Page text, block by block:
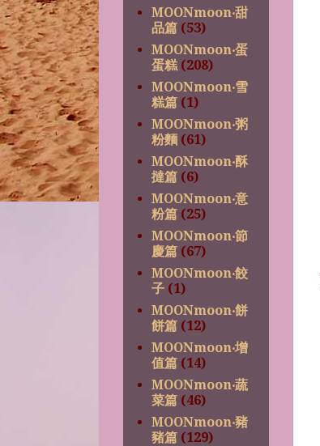
MOONmoon‧甜
品篇 (53)
MOONmoon‧蛋
蛋糕 (208)
MOONmoon‧雪
糕篇 (1)
MOONmoon‧粥
粉麵 (61)
MOONmoon‧酥
撻篇 (6)
MOONmoon‧意
粉篇 (25)
MOONmoon‧節
慶篇 (67)
MOONmoon‧餃
子 (1)
MOONmoon‧餅
餅篇 (12)
MOONmoon‧增
值篇 (14)
MOONmoon‧蔬
菜篇 (46)
MOONmoon‧豬
豬篇 (129)